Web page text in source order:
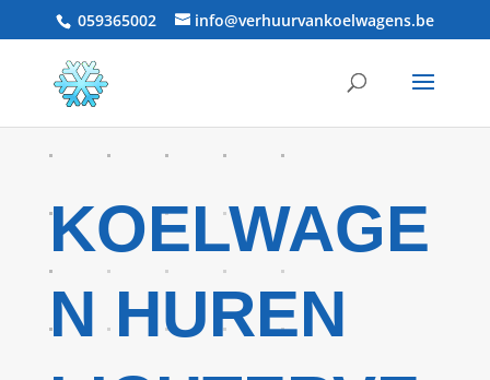
059365002 info@verhuurvankoelwagens.be
KOELWAGE
N HUREN